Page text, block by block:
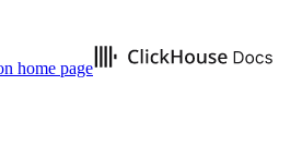
home page